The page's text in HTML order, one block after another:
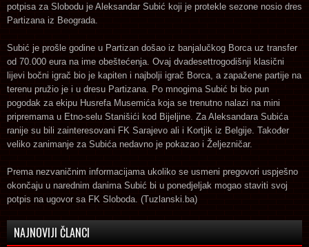
potpisa za Slobodu je Aleksandar Subić koji je protekle sezone nosio dres
Partizana iz Beograda.
Subić je prošle godine u Partizan došao iz banjalučkog Borca uz transfer
od 70.000 eura na ime obeštećenja. Ovaj dvadesettrogodišnji klasični
lijevi bočni igrač bio je kapiten i najbolji igrač Borca, a zapažene partije na
terenu pružio je i u dresu Partizana. Po mnogima Subić bi bio pun
pogodak za ekipu Husrefa Musemića koja se trenutno nalazi na mini
pripremama u Etno-selu Stanišići kod Bijeljine. Za Aleksandara Subića
ranije su bili zainteresovani FK Sarajevo ali i Kortjik iz Belgije. Također
veliko zanimanje za Subića nedavno je pokazao i Željezničar.
Prema nezvaničnim informacijama ukoliko se usmeni pregovori uspješno
okončaju u narednim danima Subić bi u ponedjeljak mogao staviti svoj
potpis na ugovor sa FK Sloboda. (Tuzlanski.ba)
NAJNOVIJI ČLANCI